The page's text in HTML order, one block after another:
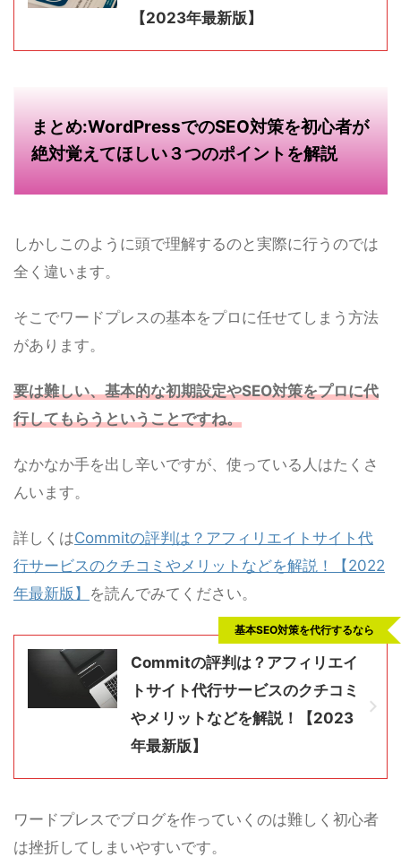
【2023年最新版】
まとめ:WordPressでのSEO対策を初心者が
絶対覚えてほしい３つのポイントを解説
しかしこのように頭で理解するのと実際に行うのでは
全く違います。
そこでワードプレスの基本をプロに任せてしまう方法
があります。
要は難しい、基本的な初期設定やSEO対策をプロに代
行してもらうということですね。
なかなか手を出し辛いですが、使っている人はたくさ
んいます。
詳しくはCommitの評判は？アフィリエイトサイト代
行サービスのクチコミやメリットなどを解説！【2022
年最新版】 を読んでみてください。
Commitの評判は？アフィリエイ
トサイト代行サービスのクチコミ
やメリットなどを解説！【2023
年最新版】
基本SEO対策を代行するなら
ワードプレスでブログを作っていくのは難しく初心者
は挫折してしまいやすいです。